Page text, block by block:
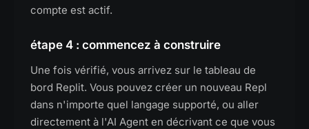
compte est actif.
étape 4 : commencez à construire
Une fois vérifié, vous arrivez sur le tableau de
bord Replit. Vous pouvez créer un nouveau Repl
dans n'importe quel langage supporté, ou aller
directement à l'AI Agent en décrivant ce que vous